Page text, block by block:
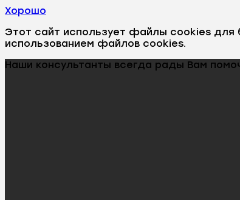
Хорошо
Этот сайт использует файлы cookies
использованием файлов cookies.
Наши консультанты всегда рады Вам